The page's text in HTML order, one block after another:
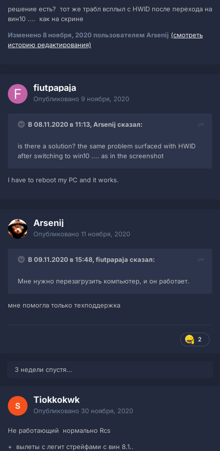
решение есть? тот же трабл всплыл с HWID после перехода на
вин10 .... как на скрине
Изменено8 ноября, 2020 пользователем Arsenij (смотреть
историю редактирования)
fiutpapaja
Опубликовано 9 ноября, 2020
В 08.11.2020 в 11:13, Arsenij сказал:
is there a solution? the same problem surfaced with HWID
after switching to win10 .... as in the screenshot
I have to reboot my PC and it works.
Arsenij
Опубликовано 11 ноября, 2020
В 09.11.2020 в 15:48, fiutpapaja сказал:
Мне нужно перезагрузить компьютер, и он работает.
мне помогла только техподдержка
2
3 недели спустя...
Tiokkokwk
Опубликовано 30 ноября, 2020
Не работающий нормально Rcs
+ вылеты с легит стрейфами с вин 8.1..